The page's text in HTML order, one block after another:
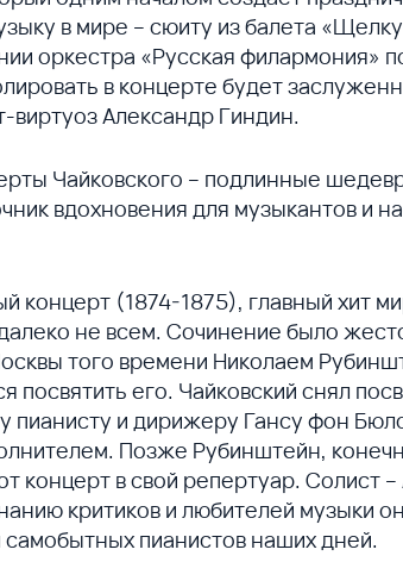
в мире – сюиту из балета
оркестра «Русская филармония»
в концерте будет
Александр Гиндин.
Чайковского – подлинные
вдохновения для музыкантов и
концерт (1874-1875), главный хит
не всем. Сочинение было
того времени Николаем
посвятить его. Чайковский снял
пианисту и дирижеру Гансу фон
Позже Рубинштейн,
концерт в свой репертуар. Солист
критиков и любителей музыки
самобытных пианистов наших дней.